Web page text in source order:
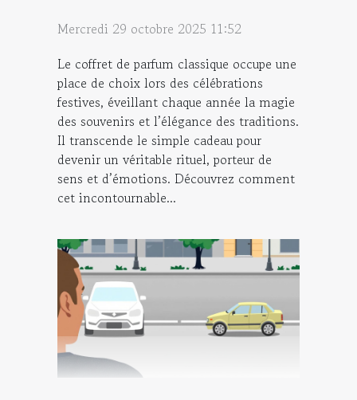
Mercredi 29 octobre 2025 11:52
Le coffret de parfum classique occupe une
place de choix lors des célébrations
festives, éveillant chaque année la magie
des souvenirs et l’élégance des traditions.
Il transcende le simple cadeau pour
devenir un véritable rituel, porteur de
sens et d’émotions. Découvrez comment
cet incontournable...